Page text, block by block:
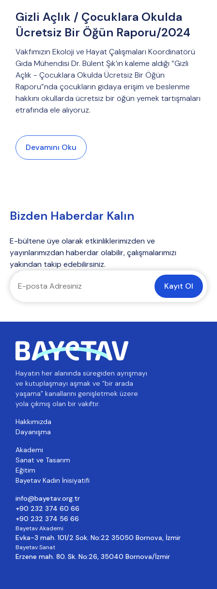
Gizli Açlık / Çocuklara Okulda
Ücretsiz Bir Öğün Raporu/2024
Vakfımızın Ekoloji ve Hayat Çalışmaları Koordinatörü
Gıda Mühendisi Dr. Bülent Şık’ın kaleme aldığı “Gizli
Açlık - Çocuklara Okulda Ücretsiz Bir Öğün
Raporu”nda çocukların gıdaya erişim ve beslenme
hakkını okullarda ücretsiz bir öğün yemek tartışmaları
etrafında ele alıyoruz.
Devamını Oku
Bizden Haberdar Kalın
E-bültene üye olarak etkinliklerimizden ve
yayınlarımızdan haberdar olabilir, çalışmalarımızı
yakından takip edebilirsiniz.
Kayıt Ol
Hayatın her alanında süregiden ayrışmayı
ve kutuplaşmayı aşmak ve “bir arada
yaşama” kanallarını genişletmek üzere
yola çıkmış olan bir vakıftır.
Hakkımızda
Dayanışma
Akademi
Sanat ve Tasarım
Eğitim
Bayetav Kadın İnisiyatifi
info@bayetav.org.tr
+90 232 374 60 66
+90 232 374 56 66
Bayetav Akademi
Evka-3 mah. 101/2 Sok. No:22 35050 Bornova, İzmir
Bayetav Sanat
Erzene mah. 80. Sk. No:26, 35040 Bornova/İzmir